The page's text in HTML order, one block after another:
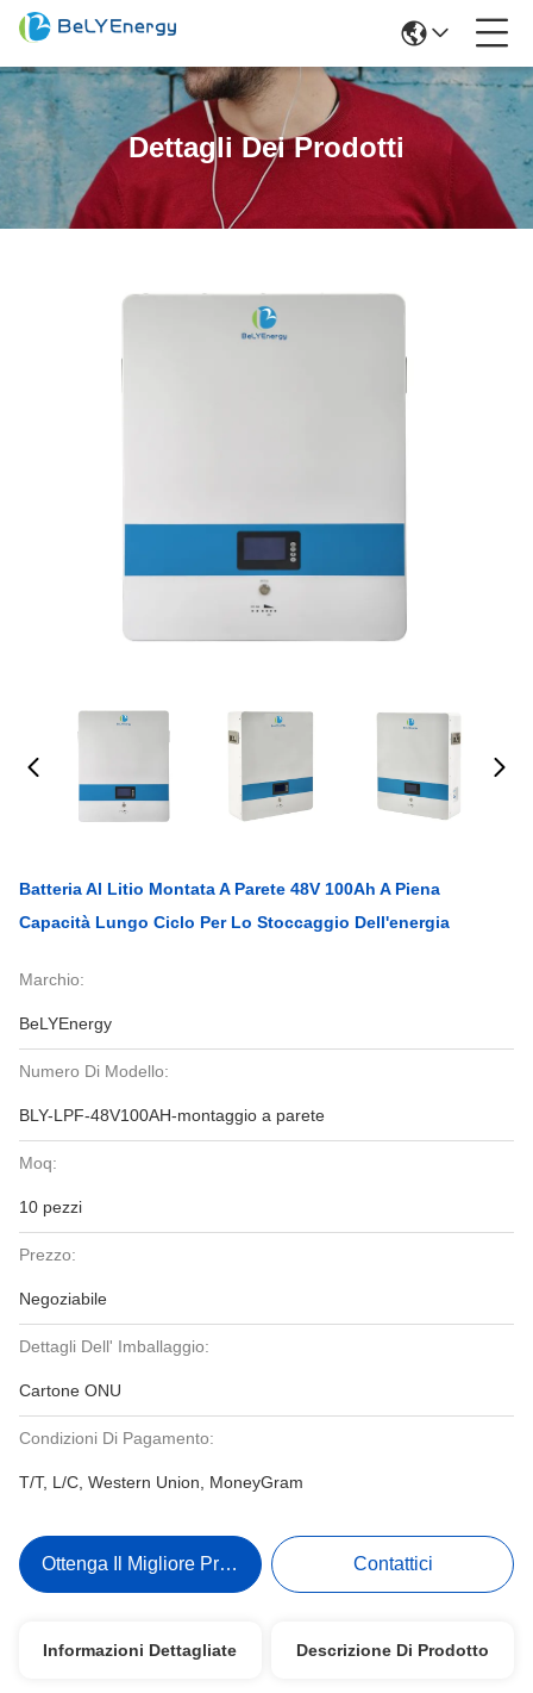
Dettagli Dei Prodotti
Batteria Al Litio Montata A Parete 48V 100Ah A Piena
Capacità Lungo Ciclo Per Lo Stoccaggio Dell'energia
Marchio:
BeLYEnergy
Numero Di Modello:
BLY-LPF-48V100AH-montaggio a parete
Moq:
10 pezzi
Prezzo:
Negoziabile
Dettagli Dell' Imballaggio:
Cartone ONU
Condizioni Di Pagamento:
T/T, L/C, Western Union, MoneyGram
Ottenga Il Migliore Prezzo Contattici
Informazioni Dettagliate Descrizione Di Prodotto